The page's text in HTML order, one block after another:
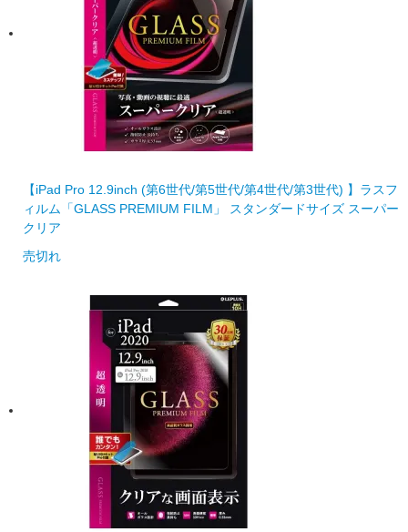
【iPad Pro 12.9inch (第6世代/第5世代/第4世代/第3世代) 】ラスフ
ィルム「GLASS PREMIUM FILM」 スタンダードサイズ スーパー
クリア
売切れ